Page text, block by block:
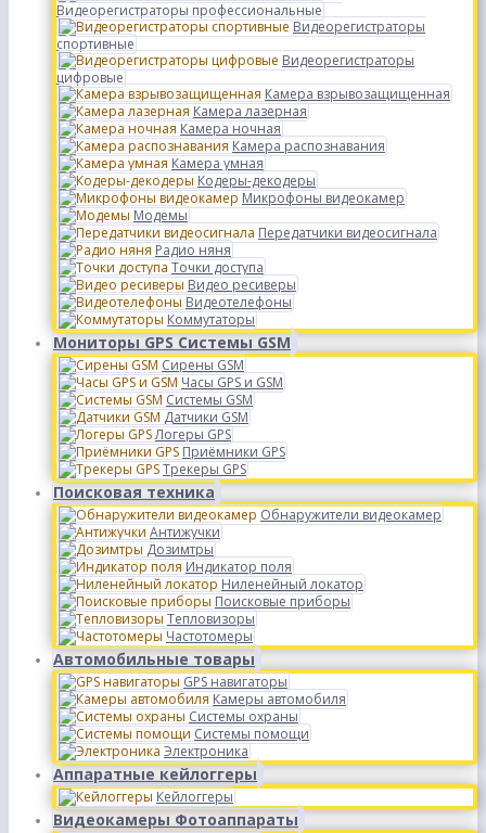
Видеорегистраторы профессиональные
Видеорегистраторы
спортивные
Видеорегистраторы
цифровые
Камера взрывозащищенная
Камера лазерная
Камера ночная
Камера распознавания
Камера умная
Кодеры-декодеры
Микрофоны видеокамер
Модемы
Передатчики видеосигнала
Радио няня
Точки доступа
Видео ресиверы
Видеотелефоны
Коммутаторы
Мониторы GPS Системы GSM
Сирены GSM
Часы GPS и GSM
Системы GSM
Датчики GSM
Логеры GPS
Приёмники GPS
Трекеры GPS
Поисковая техника
Обнаружители видеокамер
Антижучки
Дозимтры
Индикатор поля
Ниленейный локатор
Поисковые приборы
Тепловизоры
Частотомеры
Автомобильные товары
GPS навигаторы
Камеры автомобиля
Системы охраны
Системы помощи
Электроника
Аппаратные кейлоггеры
Кейлоггеры
Видеокамеры Фотоаппараты